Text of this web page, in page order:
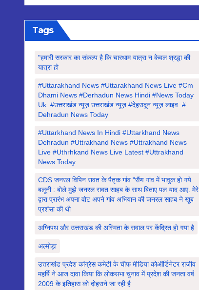
Tags
"हमारी सरकार का संकल्प है कि चारधाम यात्रा न केवल श्रद्धा की
यात्रा हो
#Uttarakhand News #uttarakhand News Live #cm
Dhami News #derhadun News Hindi #news Today
Uk. #उत्तराखंड न्यूज़ उत्तराखंड न्यूज़ #देहरादून न्यूज़ लाइव. #
Dehradun News Today
#Uttarkhand News In Hindi #uttarkhand News
Dehradun #uttrakhand News #Uttrakhand News
Live #uthrhkand News Live Latest #uttrakhand
News Today
CDS जनरल विपिन रावत के पैतृक गांव "सैंण गांव में भावुक हो गये
बलूनी : बोले मुझे जनरल रावत साहब के साथ बिताए पल याद आए. मेरे
द्वारा प्रारंभ अपना वोट अपने गांव अभियान की जनरल साहब ने खूब
प्रशंसा की थी
अग्निपथ और उत्तराखंड की अस्मिता के सवाल पर केंद्रित हो गया है
अल्मोड़ा
उत्तराखंड प्रदेश कांग्रेस कमेटी के चीफ मीडिया कोऑर्डिनेटर राजीव
महर्षि ने आज दावा किया कि लोकसभा चुनाव में प्रदेश की जनता वर्ष
2009 के इतिहास को दोहराने जा रही है